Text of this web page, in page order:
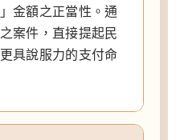
金額之正當性。通
案件，直接提起民
具說服力的支付命